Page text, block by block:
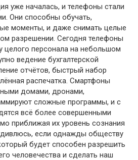
уже началась, и телефоны стали
Они способны обучать,
моменты, и даже снимать целые
разрешении. Сегодня телефоны
целого персонала на небольшом
ведение бухгалтерской
отчётов, быстрый набор
распечатка. Смартфоны
домами, дронами,
сложные программы, и с
всё более совершенными
приближая их уровень сознания
если однажды обществу
будет способен разрешить
человечества и сделать наш